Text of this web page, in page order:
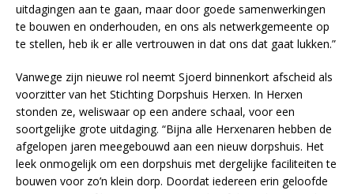
uitdagingen aan te gaan, maar door goede samenwerkingen
te bouwen en onderhouden, en ons als netwerkgemeente op
te stellen, heb ik er alle vertrouwen in dat ons dat gaat lukken.”
Vanwege zijn nieuwe rol neemt Sjoerd binnenkort afscheid als
voorzitter van het Stichting Dorpshuis Herxen. In Herxen
stonden ze, weliswaar op een andere schaal, voor een
soortgelijke grote uitdaging. “Bijna alle Herxenaren hebben de
afgelopen jaren meegebouwd aan een nieuw dorpshuis. Het
leek onmogelijk om een dorpshuis met dergelijke faciliteiten te
bouwen voor zo’n klein dorp. Doordat iedereen erin geloofde